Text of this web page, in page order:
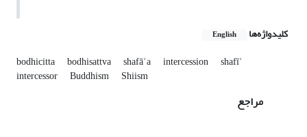
کلیدواژه‌ها English
bodhicitta bodhisattva shafāʿa intercession shafīʿ
intercessor Buddhism Shiism
مراجع